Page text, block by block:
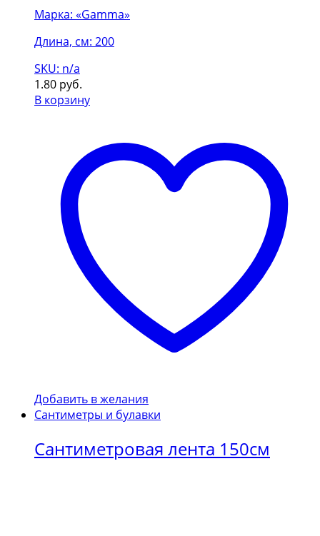
Марка: «Gamma»
Длина, см: 200
SKU: n/a
1.80 руб.
В корзину
Добавить в желания
Сантиметры и булавки
Сантиметровая лента 150см